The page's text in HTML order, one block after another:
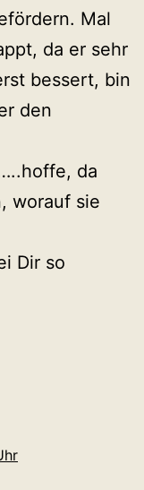
Mal
da er sehr
bessert, bin
den
da
worauf sie
Dir so